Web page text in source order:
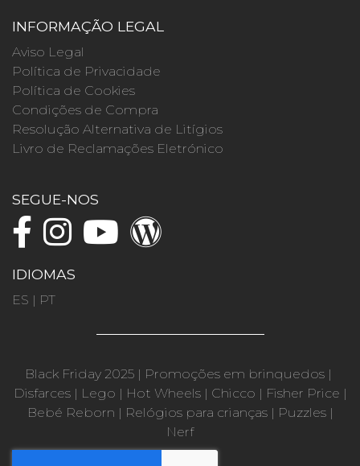
INFORMAÇÃO LEGAL
Aviso Legal
Política de Privacidade
Política de Cookies
Condições de Compra
Resolução Alternativa de Litígios
Livro de Reclamações Eletrónico
SEGUE-NOS
IDIOMAS
ES | PT
Black Friday 2025 | Promoções em brinquedos |
Disfarces| Lego | Hot Wheels| Chicco | Fisher Price |
Bebé Reborn | Relógios para crianças| Puzzles|
Nerf